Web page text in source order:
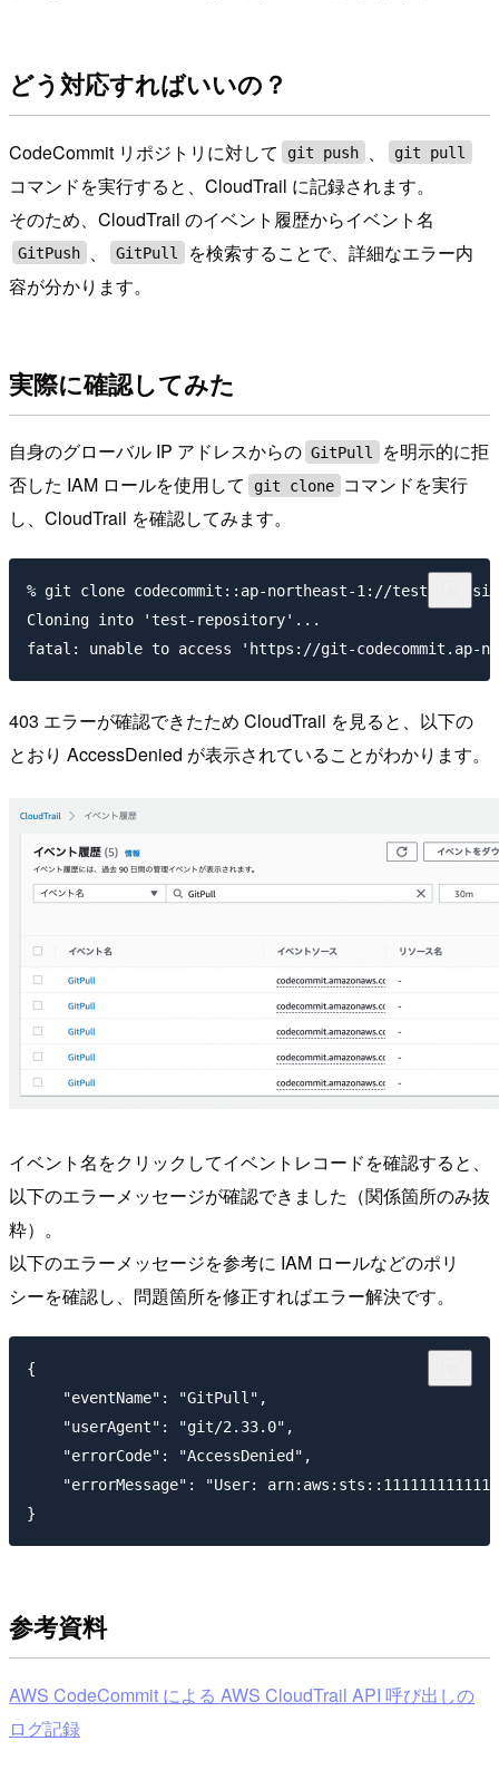
どう対応すればいいの？
CodeCommit リポジトリに対して git push 、 git pull
コマンドを実行すると、CloudTrail に記録されます。
そのため、CloudTrail のイベント履歴からイベント名
GitPush 、 GitPull
を検索することで、詳細なエラー内
容が分かります。
実際に確認してみた
自身のグローバル IP アドレスからの GitPull
を明示的に拒
否した IAM ロールを使用して
git clone
コマンドを実行
し、CloudTrail を確認してみます。
% git clone codecommit::ap-northeast-1://test-
Cloning into 'test-repository'...
403 エラーが確認できたため CloudTrail を見ると、以下の
とおり AccessDenied が表示されていることがわかります。
イベント名をクリックしてイベントレコードを確認すると、
以下のエラーメッセージが確認できました（関係箇所のみ抜
粋）。
以下のエラーメッセージを参考に IAM ロールなどのポリ
シーを確認し、問題箇所を修正すればエラー解決です。
{
    "eventName": "GitPull",
    "userAgent": "git/2.33.0",
    "errorCode": "AccessDenied",
"errorMessage": "User:
参考資料
AWS CodeCommit による AWS CloudTrail API 呼び出しの
ログ記録